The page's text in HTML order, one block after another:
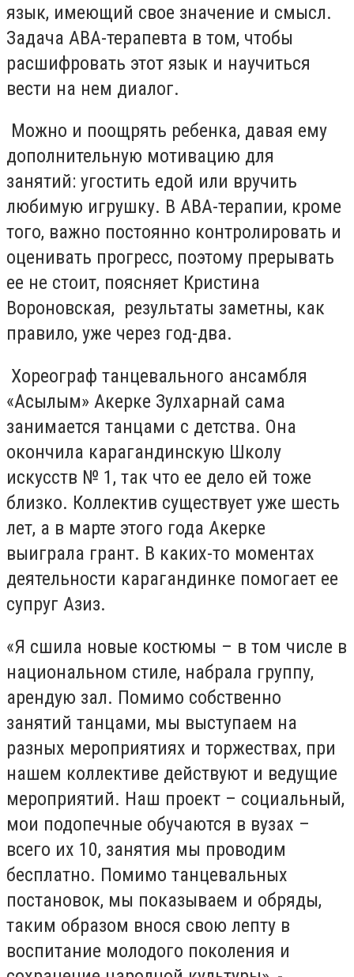
язык, имеющий свое значение и смысл.
Задача АВА-терапевта в том, чтобы
расшифровать этот язык и научиться
вести на нем диалог.
Можно и поощрять ребенка, давая ему
дополнительную мотивацию для
занятий: угостить едой или вручить
любимую игрушку. В АВА-терапии, кроме
того, важно постоянно контролировать и
оценивать прогресс, поэтому прерывать
ее не стоит, поясняет Кристина
Вороновская, результаты заметны, как
правило, уже через год-два.
Хореограф танцевального ансамбля
«Асылым» Акерке Зулхарнай сама
занимается танцами с детства. Она
окончила карагандинскую Школу
искусств № 1, так что ее дело ей тоже
близко. Коллектив существует уже шесть
лет, а в марте этого года Акерке
выиграла грант. В каких-то моментах
деятельности карагандинке помогает ее
супруг Азиз.
«Я сшила новые костюмы – в том числе в
национальном стиле, набрала группу,
арендую зал. Помимо собственно
занятий танцами, мы выступаем на
разных мероприятиях и торжествах, при
нашем коллективе действуют и ведущие
мероприятий. Наш проект – социальный,
мои подопечные обучаются в вузах –
всего их 10, занятия мы проводим
бесплатно. Помимо танцевальных
постановок, мы показываем и обряды,
таким образом внося свою лепту в
воспитание молодого поколения и